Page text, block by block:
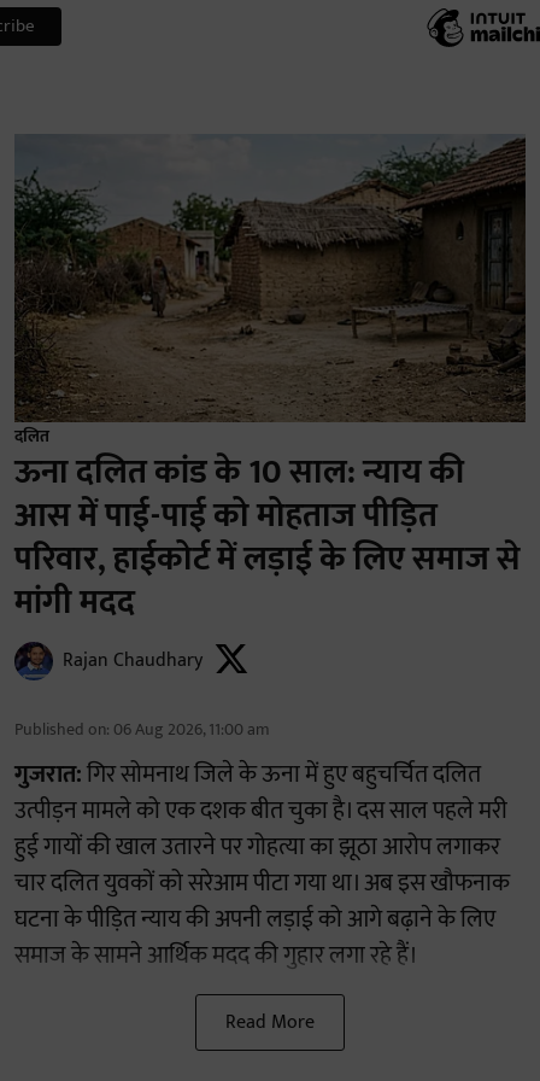
दलित
ऊना दलित कांड के 10 साल: न्याय की
आस में पाई-पाई को मोहताज पीड़ित
परिवार, हाईकोर्ट में लड़ाई के लिए समाज से
मांगी मदद
Rajan Chaudhary
Published on: 06 Aug 2026, 11:00 am
गुजरात:गिर सोमनाथ जिले के ऊना में हुए बहुचर्चित दलित
उत्पीड़न मामले को एक दशक बीत चुका है। दस साल पहले मरी
हुई गायों की खाल उतारने पर गोहत्या का झूठा आरोप लगाकर
चार दलित युवकों को सरेआम पीटा गया था। अब इस खौफनाक
घटना के पीड़ित न्याय की अपनी लड़ाई को आगे बढ़ाने के लिए
समाज के सामने आर्थिक मदद की गुहार लगा रहे हैं।
Read More